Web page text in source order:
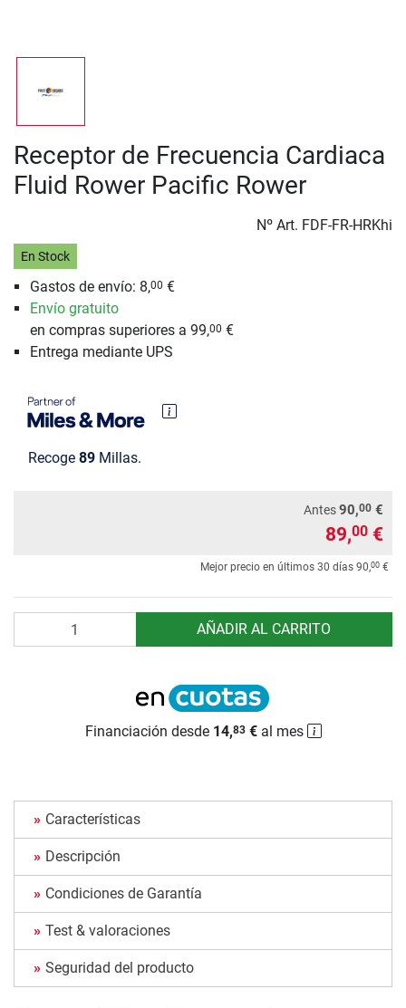
Receptor de Frecuencia Cardiaca
Fluid Rower Pacific Rower
Nº Art. FDF-FR-HRKhi
En Stock
Gastos de envío: 8,00 €
Envío gratuito
en compras superiores a 99,00 €
Entrega mediante UPS
Recoge 89 Millas.
Antes90,00 €
89,00 €
Mejor precio en últimos 30 días 90,00 €
AÑADIR AL CARRITO
Financiación desde 14,83€al mes
Características
Descripción
Condiciones de Garantía
Test & valoraciones
Seguridad del producto